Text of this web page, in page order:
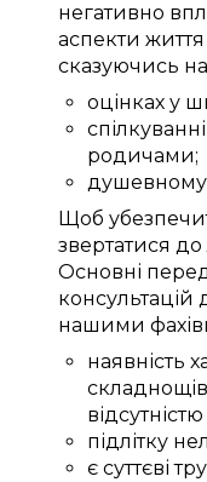
негативно
аспекти життя
сказуючись
оцінках у
спілкуванні
родичами;
душевному
Щоб
звертатися до
Основні
консультацій
нашими
наявність
складнощів
підлітку
є суттєві